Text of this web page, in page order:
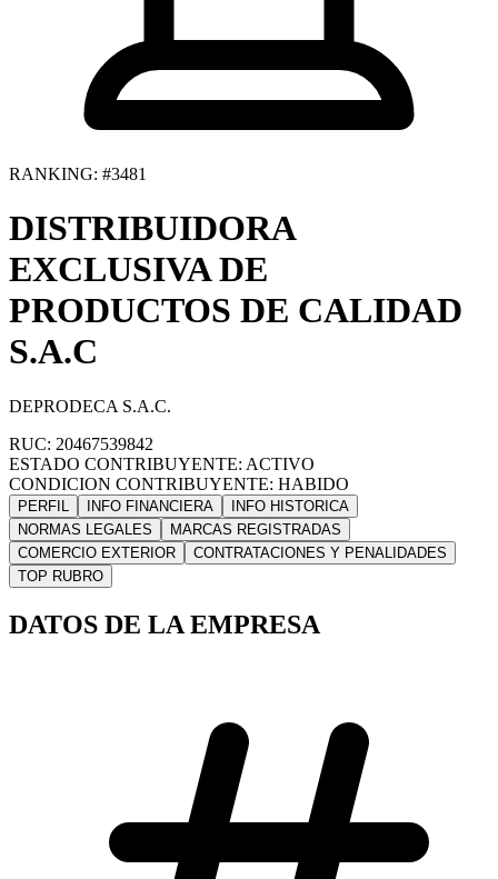
RANKING: #3481
DISTRIBUIDORA
EXCLUSIVA DE
PRODUCTOS DE CALIDAD
S.A.C
DEPRODECA S.A.C.
RUC: 20467539842
ESTADO CONTRIBUYENTE: ACTIVO
CONDICION CONTRIBUYENTE: HABIDO
PERFIL INFO FINANCIERA
INFO HISTORICA
NORMAS LEGALES
MARCAS REGISTRADAS
COMERCIO EXTERIOR
CONTRATACIONES Y PENALIDADES
TOP RUBRO
DATOS DE LA EMPRESA